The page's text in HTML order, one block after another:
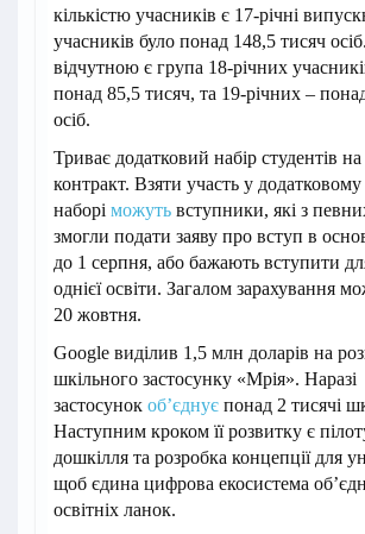
кількістю учасників є 17-річні
учасників було понад 148,5 тисяч
відчутною є група 18-річних
понад 85,5 тисяч, та 19-річних –
осіб.
Триває додатковий набір студентів на
контракт. Взяти участь у додатковому
наборі можуть вступники, які з
змогли подати заяву про вступ в
до 1 серпня, або бажають вступити
однієї освіти. Загалом зарахування
20 жовтня.
Google виділив 1,5 млн доларів на
шкільного застосунку «Мрія». Наразі
застосунок об’єднує понад 2 тисячі
Наступним кроком її розвитку є
дошкілля та розробка концепції для
щоб єдина цифрова екосистема
освітніх ланок.